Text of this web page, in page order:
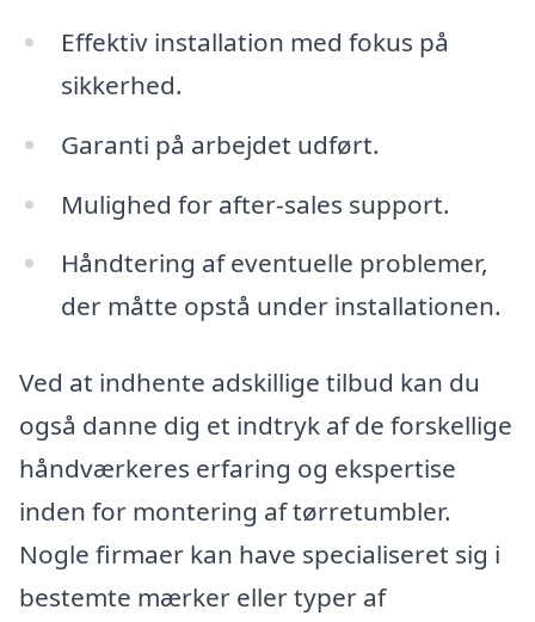
Effektiv installation med fokus på
sikkerhed.
Garanti på arbejdet udført.
Mulighed for after-sales support.
Håndtering af eventuelle problemer,
der måtte opstå under installationen.
Ved at indhente adskillige tilbud kan du
også danne dig et indtryk af de forskellige
håndværkeres erfaring og ekspertise
inden for montering af tørretumbler.
Nogle firmaer kan have specialiseret sig i
bestemte mærker eller typer af